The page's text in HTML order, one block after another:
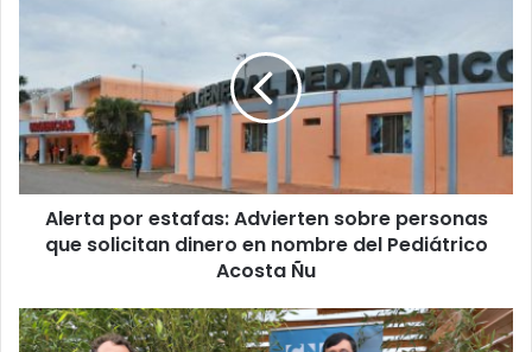
r
r
e
o
r
ó
Alerta por estafas: Advierten sobre personas
que solicitan dinero en nombre del Pediátrico
Acosta Ñu